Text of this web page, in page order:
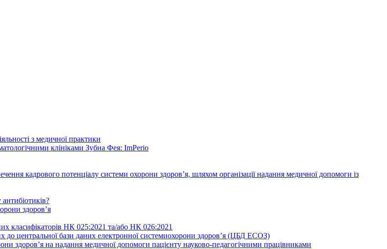
з медичної практики
клініками Зубна Фея: ImPerio
кадрового потенціалу системи охорони здоров’я, шляхом організації надання медичної допомоги із
здоров’я
класифікаторів НК 025:2021 та/або НК 026:2021
до центральної бази даних електронної системиохорони здоров’я (ЦБД ЕСОЗ)
здоров’я на надання медичної допомоги пацієнту науково-педагогічними працівниками